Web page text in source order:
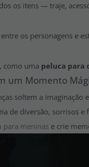
os itens — traje,
os personagens e
como uma peluca para
um Momento
soltem a
de diversão, sorrisos
para meninas e crie